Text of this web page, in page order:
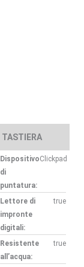
TASTIERA
Dispositivo
di
puntatura:
Clickpad
Lettore di
impronte
digitali:
true
Resistente
all’acqua:
true